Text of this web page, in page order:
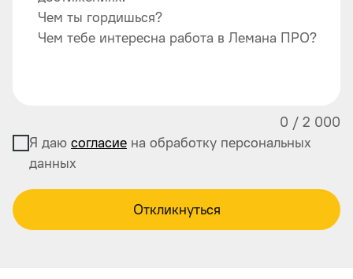
Чем ты гордишься?
Чем тебе интересна работа в Лемана ПРО?
0 / 2 000
Я даю согласие на обработку персональных
данных
Откликнуться